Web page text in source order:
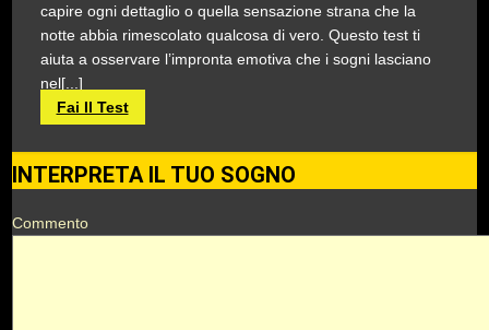
capire ogni dettaglio o quella sensazione strana che la
notte abbia rimescolato qualcosa di vero. Questo test ti
aiuta a osservare l’impronta emotiva che i sogni lasciano
nel[...]
Fai Il Test
INTERPRETA IL TUO SOGNO
Commento